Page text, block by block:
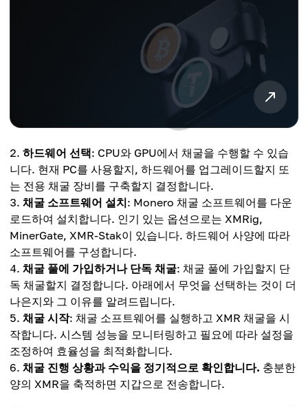
하드웨어 선택: CPU와 GPU에서 채굴을 수행할 수 있습
니다. 현재 PC를 사용할지, 하드웨어를 업그레이드할지 또
는 전용 채굴 장비를 구축할지 결정합니다.
채굴 소프트웨어 설치: Monero 채굴 소프트웨어를 다운
로드하여 설치합니다. 인기 있는 옵션으로는 XMRig,
MinerGate, XMR-Stak이 있습니다. 하드웨어 사양에 따라
소프트웨어를 구성합니다.
채굴 풀에 가입하거나 단독 채굴: 채굴 풀에 가입할지 단
독 채굴할지 결정합니다. 아래에서 무엇을 선택하는 것이 더
나은지와 그 이유를 알려드립니다.
채굴 시작: 채굴 소프트웨어를 실행하고 XMR 채굴을 시
작합니다. 시스템 성능을 모니터링하고 필요에 따라 설정을
조정하여 효율성을 최적화합니다.
채굴 진행 상황과 수익을 정기적으로 확인합니다. 충분한
양의 XMR을 축적하면 지갑으로 전송합니다.